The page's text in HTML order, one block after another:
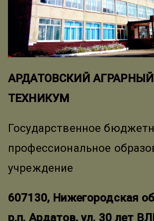
АРДАТОВСКИЙ АГРАРНЫЙ
ТЕХНИКУМ
Государственное
профессиональное
учреждение
607130, Нижегородская
р.п. Ардатов, ул. 30 лет